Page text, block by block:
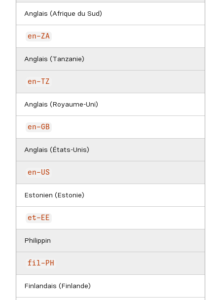
Anglais (Afrique du Sud)
en-ZA
Anglais (Tanzanie)
en-TZ
Anglais (Royaume-Uni)
en-GB
Anglais (États-Unis)
en-US
Estonien (Estonie)
et-EE
Philippin
fil-PH
Finlandais (Finlande)